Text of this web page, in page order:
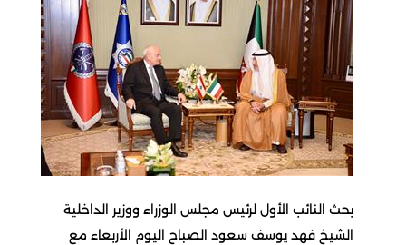
بحث النائب الأول لرئيس مجلس الوزراء ووزير الداخلية
الشيخ فهد يوسف سعود الصباح اليوم الأربعاء مع